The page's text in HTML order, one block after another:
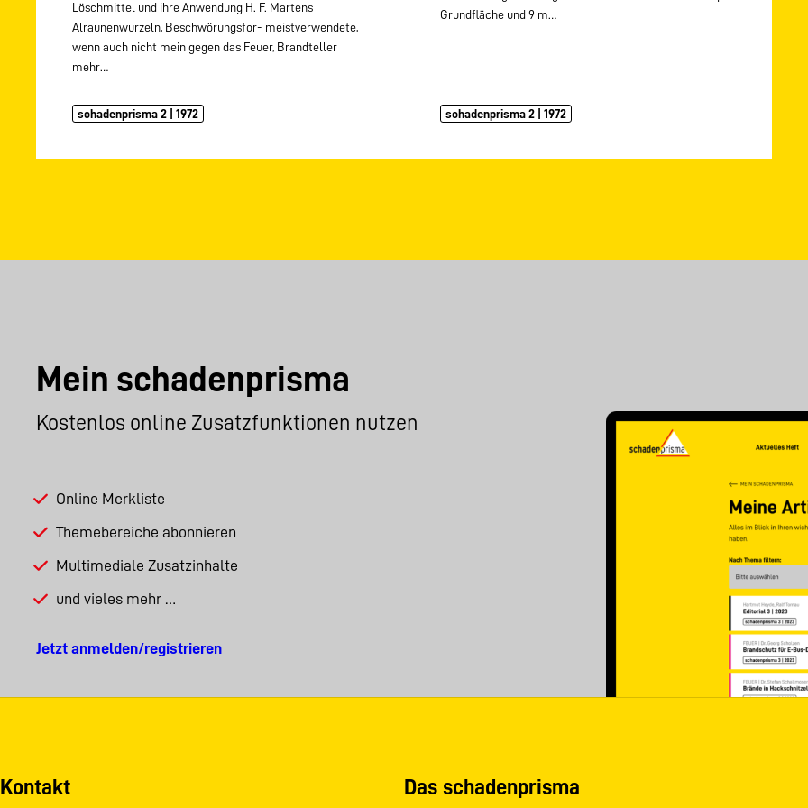
Löschmittel und ihre Anwendung H. F. Martens
Alraunenwurzeln, Beschwörungsfor- meistverwendete,
wenn auch nicht mein gegen das Feuer, Brandteller
mehr…
schadenprisma 2 | 1972
Grundfläche und 9 m…
schadenprisma 2 | 1972
Mein schadenprisma
Kostenlos online Zusatzfunktionen nutzen
Online Merkliste
Themebereiche abonnieren
Multimediale Zusatzinhalte
und vieles mehr …
Jetzt anmelden/registrieren
Kontakt Das schadenprisma